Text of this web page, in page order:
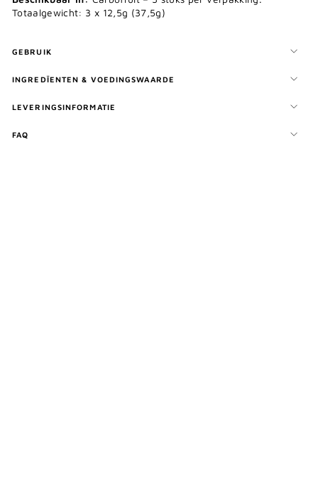
Totaalgewicht: 3 x 12,5g (37,5g)
GEBRUIK
INGREDÏENTEN & VOEDINGSWAARDE
LEVERINGSINFORMATIE
FAQ